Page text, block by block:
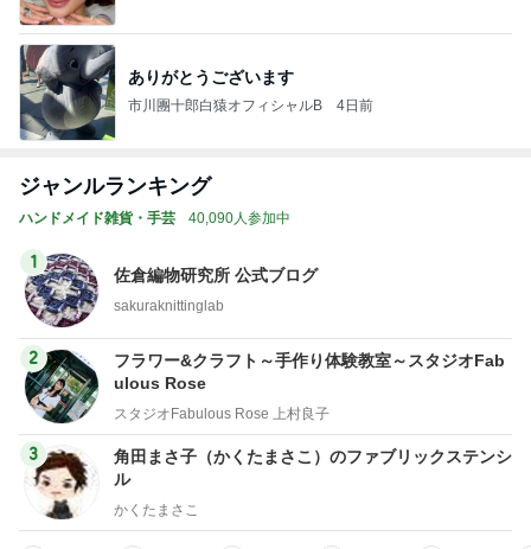
ありがとうございます
市川團十郎白猿オフィシャルB 4日前
ジャンルランキング
ハンドメイド雑貨・手芸 40,090人参加中
1
佐倉編物研究所 公式ブログ
sakuraknittinglab
2
フラワー&クラフト～手作り体験教室～スタジオFab
ulous Rose
スタジオFabulous Rose 上村良子
3
角田まさ子（かくたまさこ）のファブリックステンシ
ル
かくたまさこ